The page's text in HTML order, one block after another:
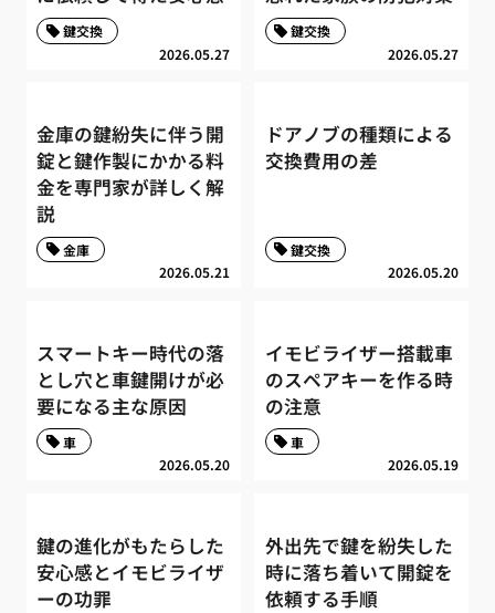
2026.05.27
鍵交換
2026.05.27
鍵交換
金庫の鍵紛失に伴う開
錠と鍵作製にかかる料
金を専門家が詳しく解
説
2026.05.21
金庫
ドアノブの種類による
交換費用の差
2026.05.20
鍵交換
スマートキー時代の落
とし穴と車鍵開けが必
要になる主な原因
2026.05.20
車
イモビライザー搭載車
のスペアキーを作る時
の注意
2026.05.19
車
鍵の進化がもたらした
安心感とイモビライザ
ーの功罪
外出先で鍵を紛失した
時に落ち着いて開錠を
依頼する手順